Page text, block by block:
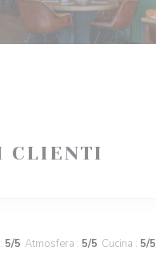
CLIENTI
: 5/5 Atmosfera : 5/5 Cucina : 5/5